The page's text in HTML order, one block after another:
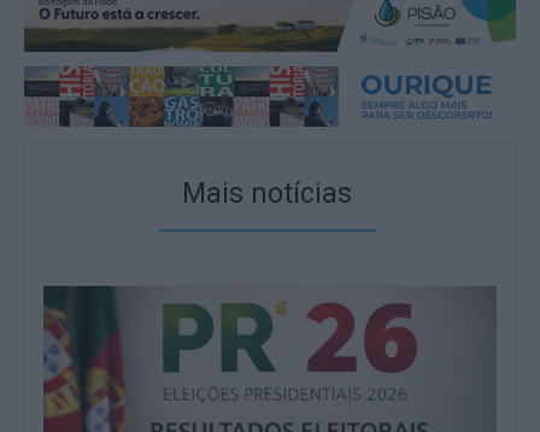
Mais notícias